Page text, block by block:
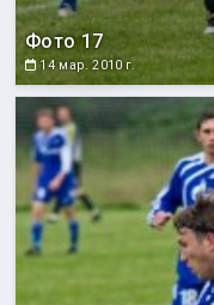
Фото 17
14 мар. 2010 г.